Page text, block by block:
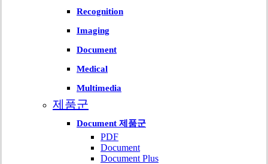
Recognition
Imaging
Document
Medical
Multimedia
제품군
Document 제품군
PDF
Document
Document Plus